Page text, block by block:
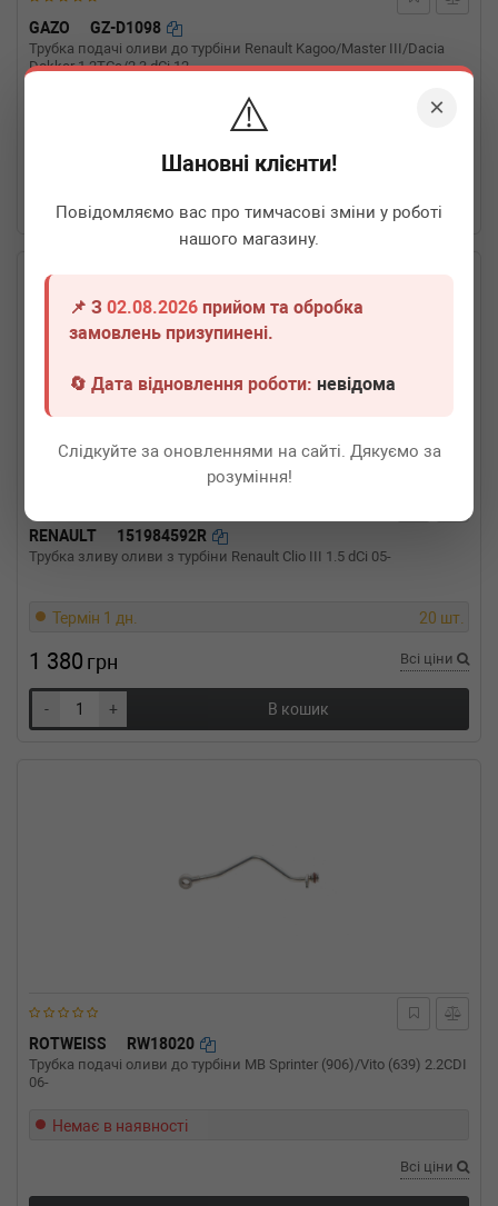
×
⚠️
Шановні клієнти!
Повідомляємо вас про тимчасові зміни у роботі
нашого магазину.
📌 З02.08.2026 прийом та обробка
замовлень призупинені.
🔄 Дата відновлення роботи:невідома
Слідкуйте за оновленнями на сайті. Дякуємо за
розуміння!
GAZO GZ-D1098
Трубка подачі оливи до турбіни Renault Kagoo/Master III/Dacia
Dokker 1.2TCe/2.3 dCi 12-
1 шт.
В кошик
RENAULT 151984592R
Трубка зливу оливи з турбіни Renault Clio III 1.5 dCi 05-
Термін 1 дн. 20 шт.
1 380 грн Всі ціни
- + В кошик
ROTWEISS RW18020
Трубка подачі оливи до турбіни MB Sprinter (906)/Vito (639) 2.2CDI
06-
Немає в наявності
Всі ціни